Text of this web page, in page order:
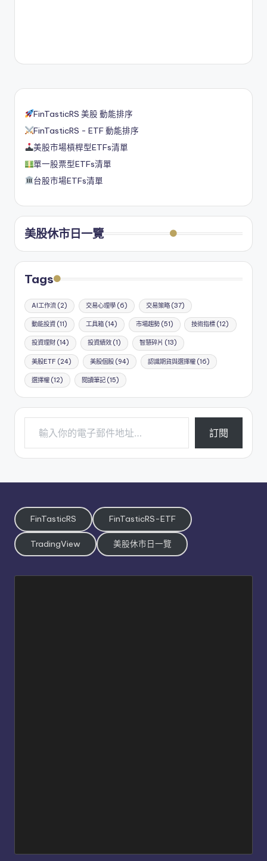
FinTasticRS 美股 動能排序
FinTasticRS - ETF 動能排序
美股市場槓桿型ETFs清單
單一股票型ETFs清單
台股市場ETFs清單
美股休市日一覽
Tags
AI工作流 (2) 交易心理學(6) 交易策略(37)
動能投資 (11) 工具箱(14) 市場趨勢(51) 技術指標 (12)
投資理財 (14) 投資績效(1) 智慧碎片 (13)
美股ETF (24) 美股個股(94) 認識期貨與選擇權(16)
選擇權 (12) 閱讀筆記(15)
輸入你的電子郵件地址…
訂閱
FinTasticRS FinTasticRS-ETF
TradingView 美股休市日一覽